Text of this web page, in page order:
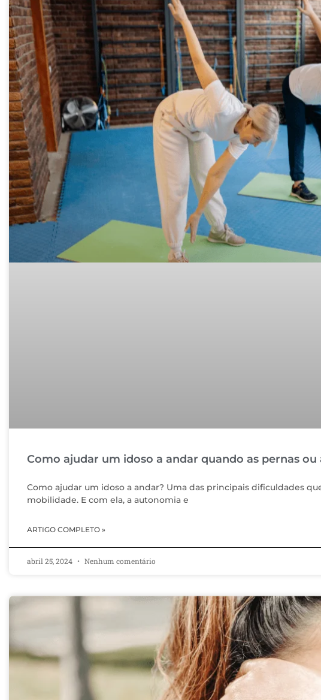
Como ajudar um idoso a andar quando as pernas ou
Como ajudar um idoso a andar? Uma das principais dificuldades
mobilidade. E com ela, a autonomia e
ARTIGO COMPLETO »
abril 25, 2024 Nenhum comentário